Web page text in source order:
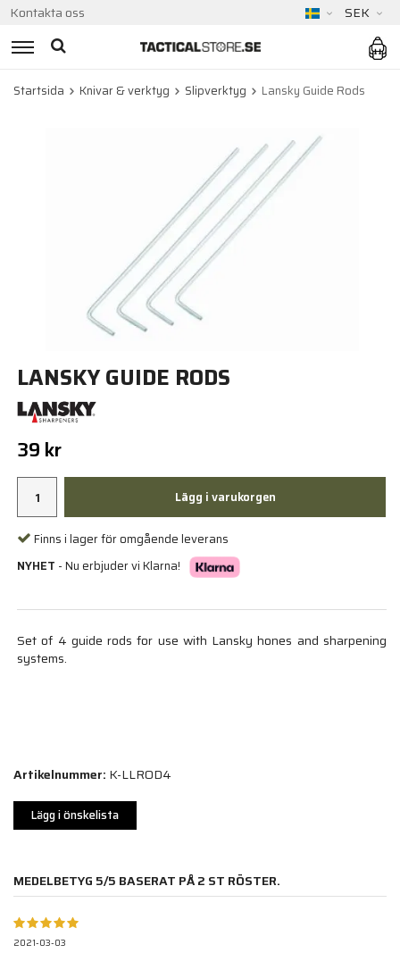
Kontakta oss SEK
Startsida Knivar & verktyg Slipverktyg Lansky Guide Rods
LANSKY GUIDE RODS
39 kr
Lägg i varukorgen
Finns i lager för omgående leverans
NYHET - Nu erbjuder vi Klarna!
Set of 4 guide rods for use with Lansky hones and sharpening
systems.
Artikelnummer: K-LLROD4
Lägg i önskelista
MEDELBETYG 5/5 BASERAT PÅ2 ST RÖSTER.
2021-03-03